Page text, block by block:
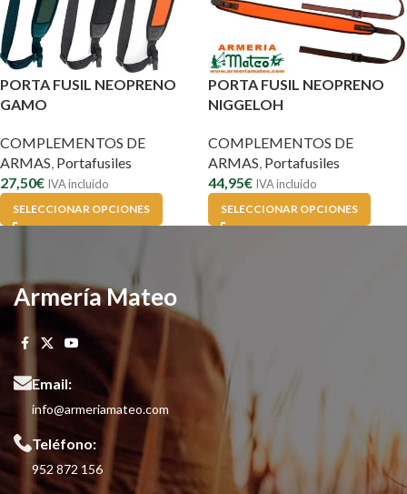
PORTA FUSIL NEOPRENO
GAMO
COMPLEMENTOS DE
ARMAS, Portafusiles
27,50€ IVA incluido
SELECCIONAR OPCIONES
PORTA FUSIL NEOPRENO
NIGGELOH
COMPLEMENTOS DE
ARMAS, Portafusiles
44,95€ IVA incluido
SELECCIONAR OPCIONES
Armería Mateo
Email:
info@armeriamateo.com
Teléfono:
952 872 156